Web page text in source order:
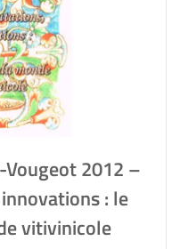
2012 –
: le
vitivinicole